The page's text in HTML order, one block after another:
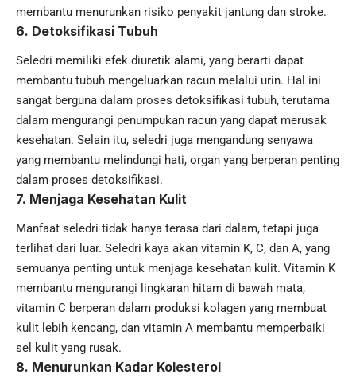
membantu menurunkan risiko penyakit jantung dan stroke.
6. Detoksifikasi Tubuh
Seledri memiliki efek diuretik alami, yang berarti dapat
membantu tubuh mengeluarkan racun melalui urin. Hal ini
sangat berguna dalam proses detoksifikasi tubuh, terutama
dalam mengurangi penumpukan racun yang dapat merusak
kesehatan. Selain itu, seledri juga mengandung senyawa
yang membantu melindungi hati, organ yang berperan penting
dalam proses detoksifikasi.
7. Menjaga Kesehatan Kulit
Manfaat seledri tidak hanya terasa dari dalam, tetapi juga
terlihat dari luar. Seledri kaya akan vitamin K, C, dan A, yang
semuanya penting untuk menjaga kesehatan kulit. Vitamin K
membantu mengurangi lingkaran hitam di bawah mata,
vitamin C berperan dalam produksi kolagen yang membuat
kulit lebih kencang, dan vitamin A membantu memperbaiki
sel kulit yang rusak.
8. Menurunkan Kadar Kolesterol